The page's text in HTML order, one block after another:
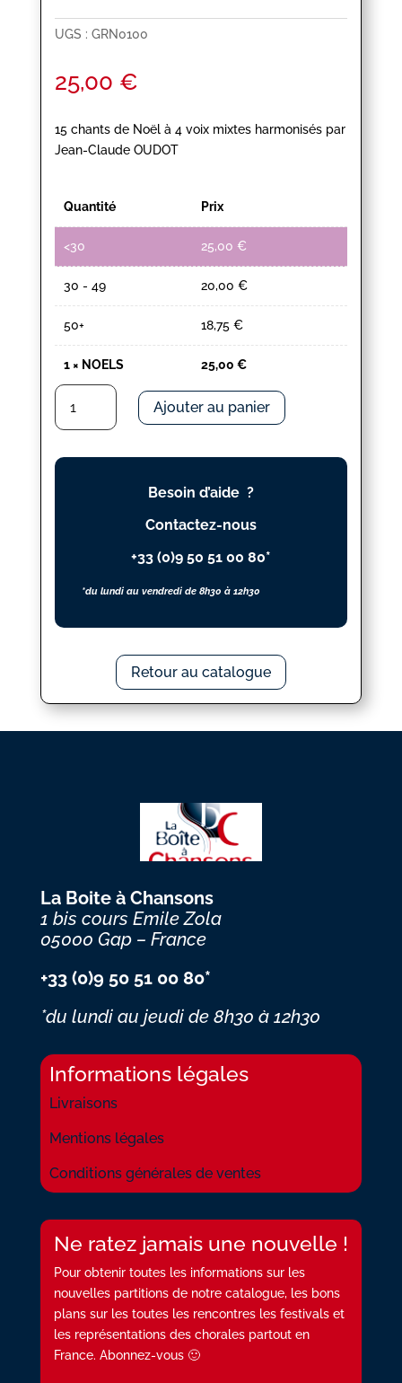
UGS : GRN0100
25,00 €
15 chants de Noël à 4 voix mixtes harmonisés par
Jean-Claude OUDOT
Quantité Prix
<30 25,00 €
30 - 49 20,00 €
50+ 18,75 €
1× NOELS 25,00 €
quantité
NOELS
Ajouter au panier
Besoin d’aide ?
Contactez-nous
+33 (0)9 50 51 00 80*
*du lundi au vendredi de 8h30 à 12h30
Retour au catalogue
La Boite à Chansons
1 bis cours Emile Zola
05000 Gap – France
+33 (0)9 50 51 00 80*
*du lundi au jeudi de 8h30 à 12h30
Informations légales
Livraisons
Mentions légales
Conditions générales de ventes
Ne ratez jamais une nouvelle !
Pour obtenir toutes les informations sur les
nouvelles partitions de notre catalogue, les bons
plans sur les toutes les rencontres les festivals et
les représentations des chorales partout en
France. Abonnez-vous 🙂